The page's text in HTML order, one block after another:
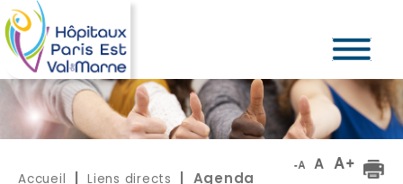
Accueil Liens directs | Agenda